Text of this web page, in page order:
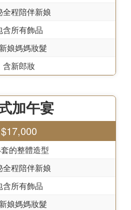
全程陪伴新娘
含所有飾品
娘媽媽妝髮
含新郎妝
加午宴
$17,000
的整體造型
全程陪伴新娘
含所有飾品
娘媽媽妝髮